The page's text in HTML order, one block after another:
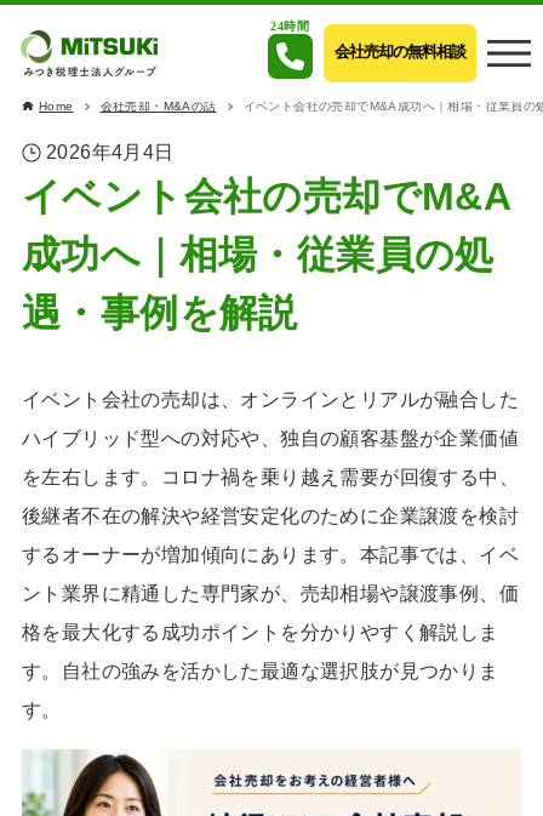
24時間
会社売却の無料相談
Home 会社売却・M&Aの話 イベント会社の売却でM&A成功へ｜相場・従業員の
2026年4月4日
イベント会社の売却でM&A
成功へ｜相場・従業員の処
遇・事例を解説
イベント会社の売却は、オンラインとリアルが融合した
ハイブリッド型への対応や、独自の顧客基盤が企業価値
を左右します。コロナ禍を乗り越え需要が回復する中、
後継者不在の解決や経営安定化のために企業譲渡を検討
するオーナーが増加傾向にあります。本記事では、イベ
ント業界に精通した専門家が、売却相場や譲渡事例、価
格を最大化する成功ポイントを分かりやすく解説しま
す。自社の強みを活かした最適な選択肢が見つかりま
す。